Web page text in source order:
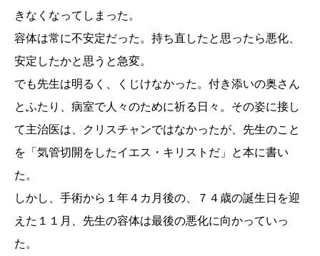
きなくなってしまった。
容体は常に不安定だった。持ち直したと思ったら悪化、
安定したかと思うと急変。
でも先生は明るく、くじけなかった。付き添いの奥さん
とふたり、病室で人々のために祈る日々。その姿に接し
て主治医は、クリスチャンではなかったが、先生のこと
を「気管切開をしたイエス・キリストだ」と本に書い
た。
しかし、手術から１年４カ月後の、７４歳の誕生日を迎
えた１１月、先生の容体は最後の悪化に向かっていっ
た。